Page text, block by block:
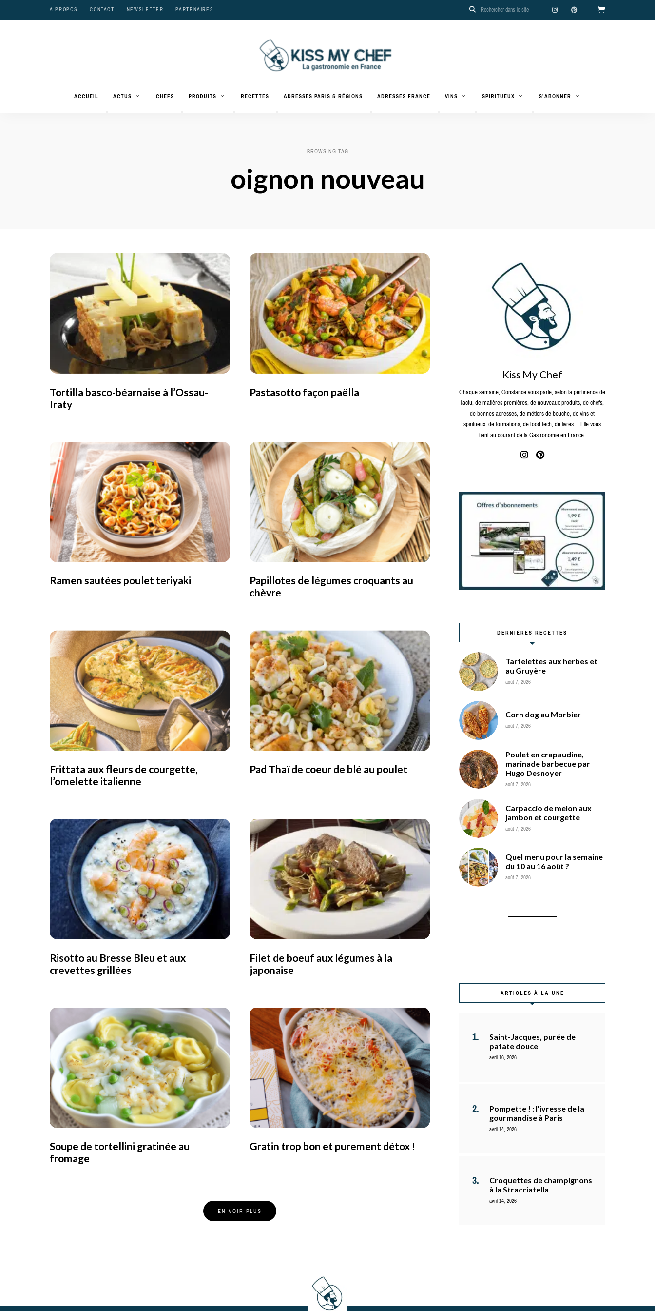
A PROPOS CONTACT NEWSLETTER PARTENAIRES
Kiss
Chef
gastronomiques
et
ACCUEIL ACTUS CHEFS PRODUITS RECETTES ADRESSES PARIS & RÉGIONS ADRESSES FRANCE VINS SPIRITUEUX S’ABONNER
BROWSING TAG
oignon nouveau
Tortilla basco-béarnaise à l’Ossau-
Iraty
Pastasotto façon paëlla
Ramen sautées poulet teriyaki
Papillotes de légumes croquants au
chèvre
Frittata aux fleurs de courgette,
l’omelette italienne
Pad Thaï de coeur de blé au poulet
Risotto au Bresse Bleu et aux
crevettes grillées
Filet de boeuf aux légumes à la
japonaise
Soupe de tortellini gratinée au
fromage
Gratin trop bon et purement détox !
EN VOIR PLUS
Kiss My Chef
Chaque semaine, Constance vous parle, selon la pertinence de
l’actu, de matières premières, de nouveaux produits, de chefs,
de bonnes adresses, de métiers de bouche, de vins et
spiritueux, de formations, de food tech, de livres… Elle vous
tient au courant de la Gastronomie en France.
DERNIÈRES RECETTES
Tartelettes aux herbes et
au Gruyère
août 7, 2026
Corn dog au Morbier
août 7, 2026
Poulet en crapaudine,
marinade barbecue par
Hugo Desnoyer
août 7, 2026
Carpaccio de melon aux
jambon et courgette
août 7, 2026
Quel menu pour la semaine
du 10 au 16 août ?
août 7, 2026
ARTICLES À LA UNE
Saint-Jacques, purée de
patate douce
avril 16, 2026
Pompette ! : l’ivresse de la
gourmandise à Paris
avril 14, 2026
Croquettes de champignons
à la Stracciatella
avril 14, 2026